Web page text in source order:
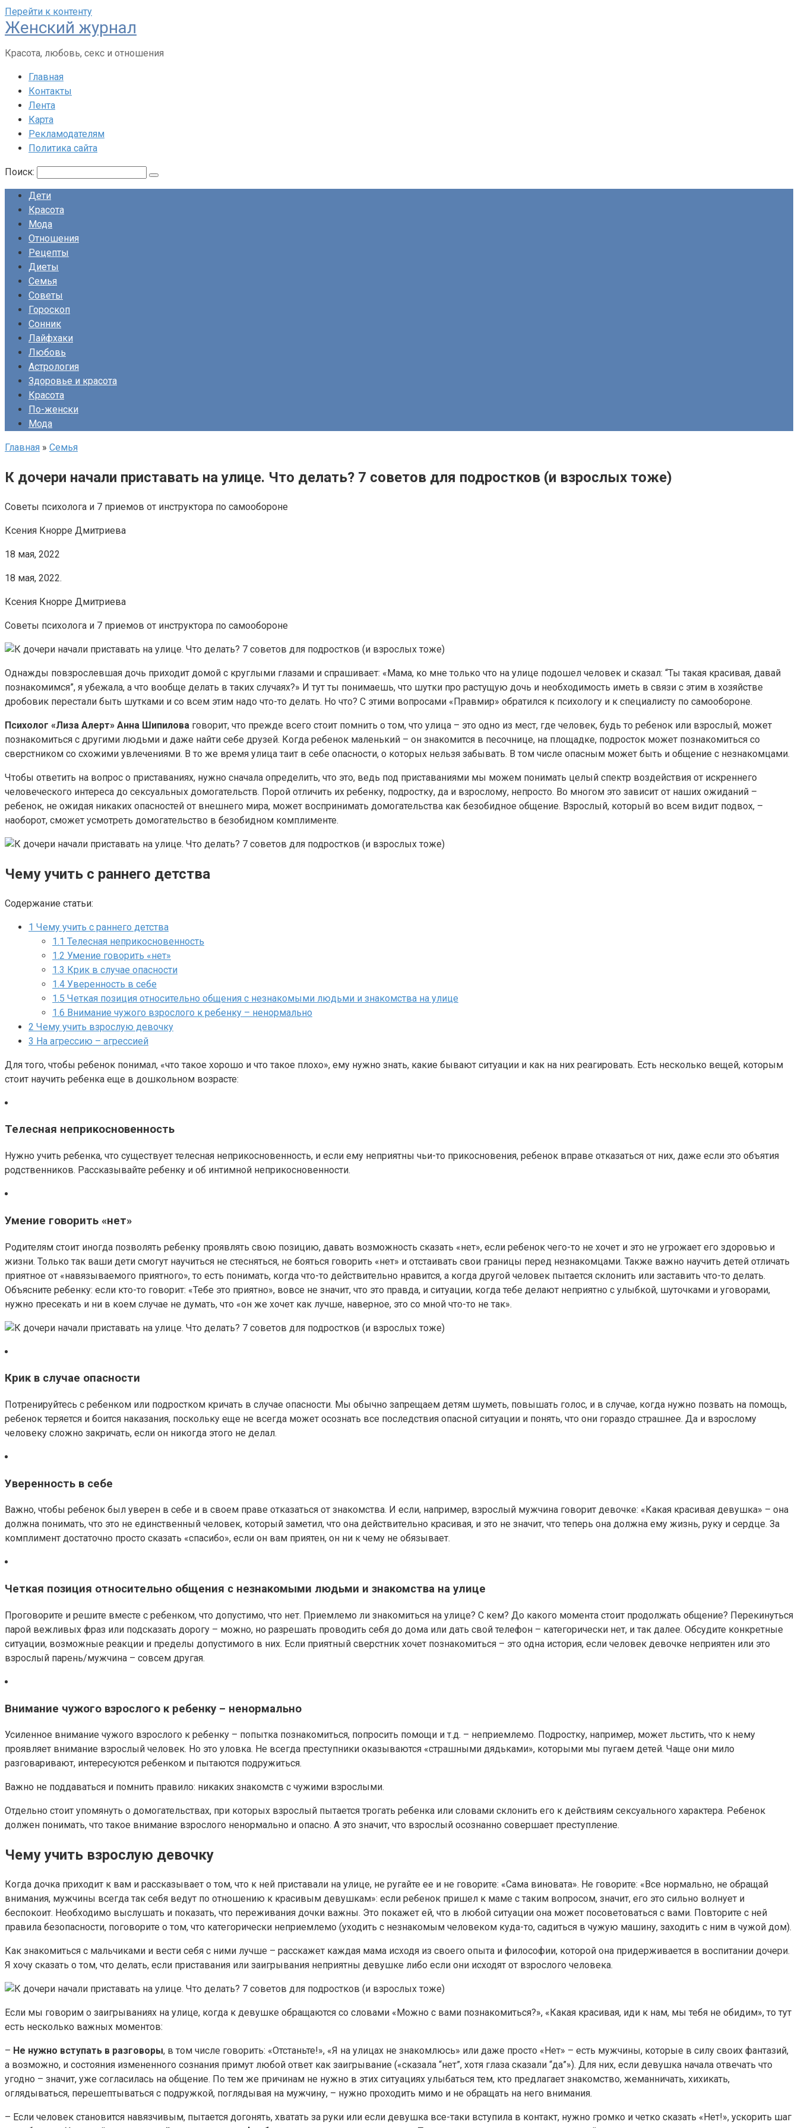
Перейти к контенту
Женский журнал
Красота, любовь, секс и отношения
Главная
Контакты
Лента
Карта
Рекламодателям
Политика сайта
Поиск:
Дети
Красота
Мода
Отношения
Рецепты
Диеты
Семья
Советы
Гороскоп
Сонник
Лайфхаки
Любовь
Астрология
Здоровье и красота
Красота
По-женски
Мода
Главная » Семья
К дочери начали приставать на улице. Что делать? 7 советов для подростков (и взрослых тоже)
Советы психолога и 7 приемов от инструктора по самообороне
Ксения Кнорре Дмитриева
18 мая, 2022
18 мая, 2022.
Ксения Кнорре Дмитриева
Советы психолога и 7 приемов от инструктора по самообороне
Однажды повзрослевшая дочь приходит домой с круглыми глазами и спрашивает: «Мама, ко мне только что на улице подошел человек и сказал: “Ты такая красивая, давай
познакомимся”, я убежала, а что вообще делать в таких случаях?» И тут ты понимаешь, что шутки про растущую дочь и необходимость иметь в связи с этим в хозяйстве
дробовик перестали быть шутками и со всем этим надо что-то делать. Но что? С этими вопросами «Правмир» обратился к психологу и к специалисту по самообороне.
Психолог «Лиза Алерт» Анна Шипилова говорит, что прежде всего стоит помнить о том, что улица – это одно из мест, где человек, будь то ребенок или взрослый, может
познакомиться с другими людьми и даже найти себе друзей. Когда ребенок маленький – он знакомится в песочнице, на площадке, подросток может познакомиться со
сверстником со схожими увлечениями. В то же время улица таит в себе опасности, о которых нельзя забывать. В том числе опасным может быть и общение с незнакомцами.
Чтобы ответить на вопрос о приставаниях, нужно сначала определить, что это, ведь под приставаниями мы можем понимать целый спектр воздействия от искреннего
человеческого интереса до сексуальных домогательств. Порой отличить их ребенку, подростку, да и взрослому, непросто. Во многом это зависит от наших ожиданий –
ребенок, не ожидая никаких опасностей от внешнего мира, может воспринимать домогательства как безобидное общение. Взрослый, который во всем видит подвох, –
наоборот, сможет усмотреть домогательство в безобидном комплименте.
Чему учить с раннего детства
Содержание статьи:
1 Чему учить с раннего детства
1.1 Телесная неприкосновенность
1.2 Умение говорить «нет»
1.3 Крик в случае опасности
1.4 Уверенность в себе
1.5 Четкая позиция относительно общения с незнакомыми людьми и знакомства на улице
1.6 Внимание чужого взрослого к ребенку – ненормально
2 Чему учить взрослую девочку
3 На агрессию – агрессией
Для того, чтобы ребенок понимал, «что такое хорошо и что такое плохо», ему нужно знать, какие бывают ситуации и как на них реагировать. Есть несколько вещей, которым
стоит научить ребенка еще в дошкольном возрасте:
Телесная неприкосновенность
Нужно учить ребенка, что существует телесная неприкосновенность, и если ему неприятны чьи-то прикосновения, ребенок вправе отказаться от них, даже если это объятия
родственников. Рассказывайте ребенку и об интимной неприкосновенности.
Умение говорить «нет»
Родителям стоит иногда позволять ребенку проявлять свою позицию, давать возможность сказать «нет», если ребенок чего-то не хочет и это не угрожает его здоровью и
жизни. Только так ваши дети смогут научиться не стесняться, не бояться говорить «нет» и отстаивать свои границы перед незнакомцами. Также важно научить детей отличать
приятное от «навязываемого приятного», то есть понимать, когда что-то действительно нравится, а когда другой человек пытается склонить или заставить что-то делать.
Объясните ребенку: если кто-то говорит: «Тебе это приятно», вовсе не значит, что это правда, и ситуации, когда тебе делают неприятно с улыбкой, шуточками и уговорами,
нужно пресекать и ни в коем случае не думать, что «он же хочет как лучше, наверное, это со мной что-то не так».
Крик в случае опасности
Потренируйтесь с ребенком или подростком кричать в случае опасности. Мы обычно запрещаем детям шуметь, повышать голос, и в случае, когда нужно позвать на помощь,
ребенок теряется и боится наказания, поскольку еще не всегда может осознать все последствия опасной ситуации и понять, что они гораздо страшнее. Да и взрослому
человеку сложно закричать, если он никогда этого не делал.
Уверенность в себе
Важно, чтобы ребенок был уверен в себе и в своем праве отказаться от знакомства. И если, например, взрослый мужчина говорит девочке: «Какая красивая девушка» – она
должна понимать, что это не единственный человек, который заметил, что она действительно красивая, и это не значит, что теперь она должна ему жизнь, руку и сердце. За
комплимент достаточно просто сказать «спасибо», если он вам приятен, он ни к чему не обязывает.
Четкая позиция относительно общения с незнакомыми людьми и знакомства на улице
Проговорите и решите вместе с ребенком, что допустимо, что нет. Приемлемо ли знакомиться на улице? С кем? До какого момента стоит продолжать общение? Перекинуться
парой вежливых фраз или подсказать дорогу – можно, но разрешать проводить себя до дома или дать свой телефон – категорически нет, и так далее. Обсудите конкретные
ситуации, возможные реакции и пределы допустимого в них. Если приятный сверстник хочет познакомиться – это одна история, если человек девочке неприятен или это
взрослый парень/мужчина – совсем другая.
Внимание чужого взрослого к ребенку – ненормально
Усиленное внимание чужого взрослого к ребенку – попытка познакомиться, попросить помощи и т.д. – неприемлемо. Подростку, например, может льстить, что к нему
проявляет внимание взрослый человек. Но это уловка. Не всегда преступники оказываются «страшными дядьками», которыми мы пугаем детей. Чаще они мило
разговаривают, интересуются ребенком и пытаются подружиться.
Важно не поддаваться и помнить правило: никаких знакомств с чужими взрослыми.
Отдельно стоит упомянуть о домогательствах, при которых взрослый пытается трогать ребенка или словами склонить его к действиям сексуального характера. Ребенок
должен понимать, что такое внимание взрослого ненормально и опасно. А это значит, что взрослый осознанно совершает преступление.
Чему учить взрослую девочку
Когда дочка приходит к вам и рассказывает о том, что к ней приставали на улице, не ругайте ее и не говорите: «Сама виновата». Не говорите: «Все нормально, не обращай
внимания, мужчины всегда так себя ведут по отношению к красивым девушкам»: если ребенок пришел к маме с таким вопросом, значит, его это сильно волнует и
беспокоит. Необходимо выслушать и показать, что переживания дочки важны. Это покажет ей, что в любой ситуации она может посоветоваться с вами. Повторите с ней
правила безопасности, поговорите о том, что категорически неприемлемо (уходить с незнакомым человеком куда-то, садиться в чужую машину, заходить с ним в чужой дом).
Как знакомиться с мальчиками и вести себя с ними лучше – расскажет каждая мама исходя из своего опыта и философии, которой она придерживается в воспитании дочери.
Я хочу сказать о том, что делать, если приставания или заигрывания неприятны девушке либо если они исходят от взрослого человека.
Если мы говорим о заигрываниях на улице, когда к девушке обращаются со словами «Можно с вами познакомиться?», «Какая красивая, иди к нам, мы тебя не обидим», то тут
есть несколько важных моментов:
– Не нужно вступать в разговоры, в том числе говорить: «Отстаньте!», «Я на улицах не знакомлюсь» или даже просто «Нет» – есть мужчины, которые в силу своих фантазий,
а возможно, и состояния измененного сознания примут любой ответ как заигрывание («сказала “нет”, хотя глаза сказали “да”»). Для них, если девушка начала отвечать что
угодно – значит, уже согласилась на общение. По тем же причинам не нужно в этих ситуациях улыбаться тем, кто предлагает знакомство, жеманничать, хихикать,
оглядываться, перешептываться с подружкой, поглядывая на мужчину, – нужно проходить мимо и не обращать на него внимания.
– Если человек становится навязчивым, пытается догонять, хватать за руки или если девушка все-таки вступила в контакт, нужно громко и четко сказать «Нет!», ускорить шаг